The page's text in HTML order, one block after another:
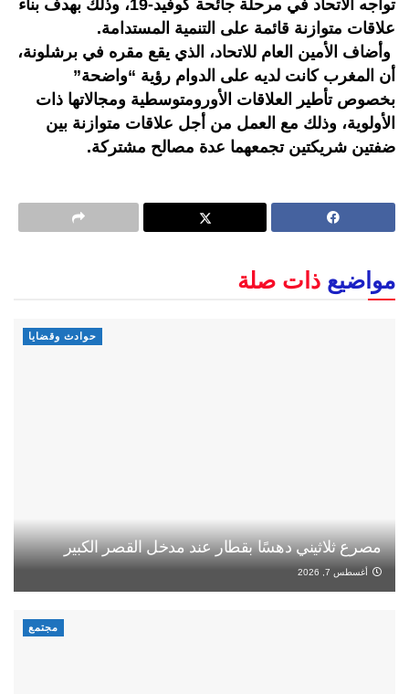
تواجه الاتحاد في مرحلة جائحة كوفيد-19، وذلك بهدف بناء
علاقات متوازنة قائمة على التنمية المستدامة.
وأضاف الأمين العام للاتحاد، الذي يقع مقره في برشلونة،
أن المغرب كانت لديه على الدوام رؤية “واضحة”
بخصوص تأطير العلاقات الأورومتوسطية ومجالاتها ذات
الأولوية، وذلك مع العمل من أجل علاقات متوازنة بين
ضفتين شريكتين تجمعهما عدة مصالح مشتركة.
مواضيع ذات صلة
حوادث وقضايا
مصرع ثلاثيني دهسًا بقطار عند مدخل القصر الكبير
أغسطس 7, 2026
مجتمع